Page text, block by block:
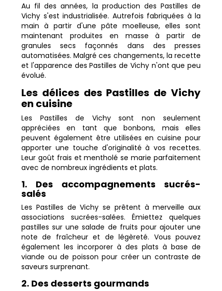
Au fil des années, la production des Pastilles de
Vichy s'est industrialisée. Autrefois fabriquées à la
main à partir d'une pâte moelleuse, elles sont
maintenant produites en masse à partir de
granules secs façonnés dans des presses
automatisées. Malgré ces changements, la recette
et l'apparence des Pastilles de Vichy n'ont que peu
évolué.
Les délices des Pastilles de Vichy
en cuisine
Les Pastilles de Vichy sont non seulement
appréciées en tant que bonbons, mais elles
peuvent également être utilisées en cuisine pour
apporter une touche d'originalité à vos recettes.
Leur goût frais et mentholé se marie parfaitement
avec de nombreux ingrédients et plats.
1. Des accompagnements sucrés-
salés
Les Pastilles de Vichy se prêtent à merveille aux
associations sucrées-salées. Émiettez quelques
pastilles sur une salade de fruits pour ajouter une
note de fraîcheur et de légèreté. Vous pouvez
également les incorporer à des plats à base de
viande ou de poisson pour créer un contraste de
saveurs surprenant.
2. Des desserts gourmands